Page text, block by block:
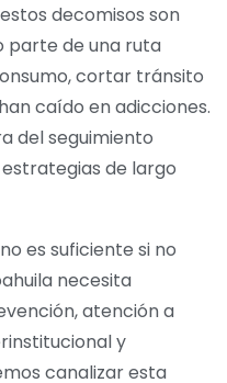
decomisos son
parte de una ruta
cortar tránsito
caído en adicciones.
del seguimiento
de largo
es suficiente si no
necesita
atención a
y
canalizar esta